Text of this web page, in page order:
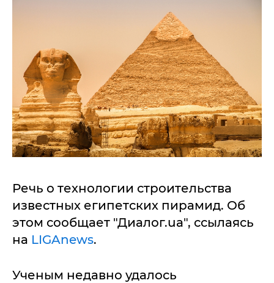
Речь о технологии строительства
известных египетских пирамид. Об
этом сообщает "Диалог.ua", ссылаясь
на LIGAnews.
Ученым недавно удалось